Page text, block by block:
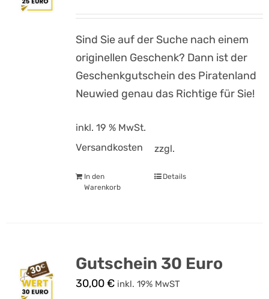
Sind Sie auf der Suche nach einem
originellen Geschenk? Dann ist der
Geschenkgutschein des Piratenland
Neuwied genau das Richtige für Sie!
inkl. 19 % MwSt.
zzgl.
Versandkosten
In den
Warenkorb
Details
Gutschein 30 Euro
30,00€ inkl. 19% MwST